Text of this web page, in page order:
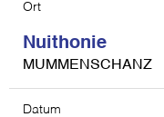
Ort
Nuithonie
MUMMENSCHANZ
Datum